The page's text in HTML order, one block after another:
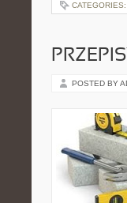
CATEGORIES:
POSTED BY